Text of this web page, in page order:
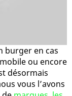
burger en cas
ou encore
désormais
vous l’avons